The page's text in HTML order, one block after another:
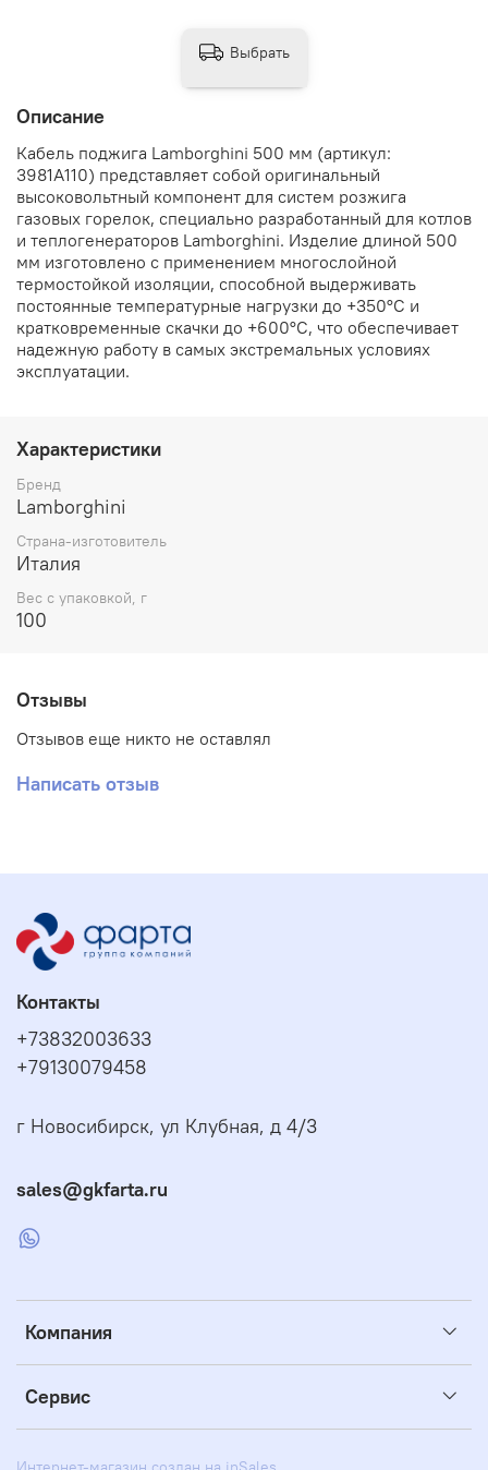
Описание
Кабель поджига Lamborghini 500 мм (артикул:
3981A110) представляет собой оригинальный
высоковольтный компонент для систем розжига
газовых горелок, специально разработанный для котлов
и теплогенераторов Lamborghini. Изделие длиной 500
мм изготовлено с применением многослойной
термостойкой изоляции, способной выдерживать
постоянные температурные нагрузки до +350°C и
кратковременные скачки до +600°C, что обеспечивает
надежную работу в самых экстремальных условиях
эксплуатации.
Характеристики
Бренд
Lamborghini
Страна-изготовитель
Италия
Вес с упаковкой, г
100
Отзывы
Отзывов еще никто не оставлял
Написать отзыв
Выбрать
Компания
Сервис
Контакты
+73832003633
+79130079458
г Новосибирск, ул Клубная, д 4/3
sales@gkfarta.ru